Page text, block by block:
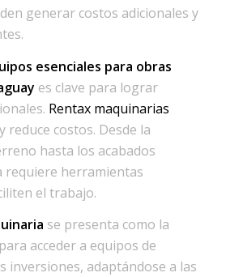
generar costos adicionales y
esenciales para obras
es clave para lograr
Rentax maquinarias
reduce costos. Desde la
hasta los acabados
requiere herramientas
el trabajo.
se presenta como la
acceder a equipos de
inversiones, adaptándose a las